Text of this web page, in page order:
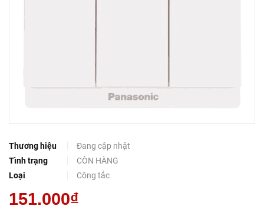
Thương hiệu
Đang cập nhật
Tình trạng
CÒN HÀNG
Loại
Công tắc
151.000₫